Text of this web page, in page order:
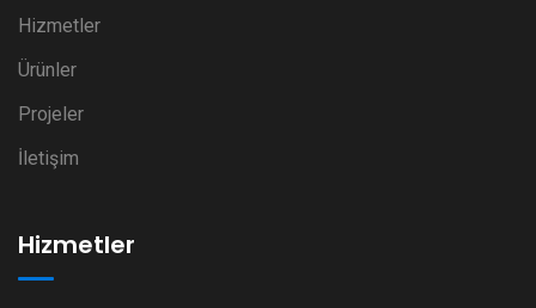
Hizmetler
Ürünler
Projeler
İletişim
Hizmetler